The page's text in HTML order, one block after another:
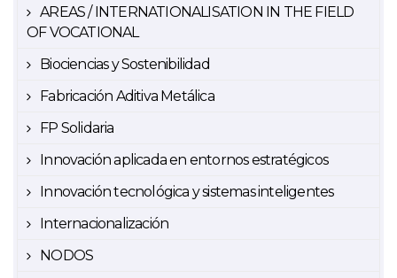
AREAS / INTERNATIONALISATION IN THE FIELD
OF VOCATIONAL
Biociencias y Sostenibilidad
Fabricación Aditiva Metálica
FP Solidaria
Innovación aplicada en entornos estratégicos
Innovación tecnológica y sistemas inteligentes
Internacionalización
NODOS